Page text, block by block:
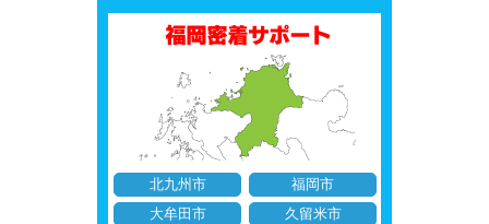
北九州市
福岡市
大牟田市
久留米市